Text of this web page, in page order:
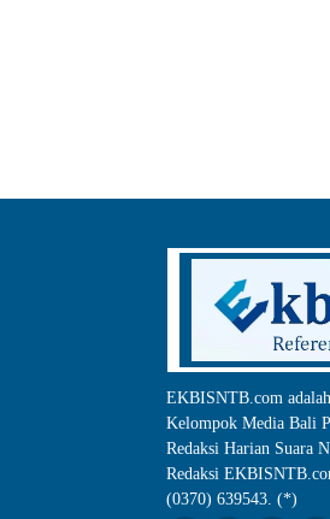
EKBISNTB.com
Kelompok Media Bali
Redaksi Harian Suara
Redaksi
(0370) 639543. (*)